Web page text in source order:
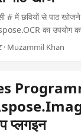
# में छवियों से पाठ
का उपयोग
लागू करने में मदद करने
करते ह.
· Muzammil Khan
प्लगइन